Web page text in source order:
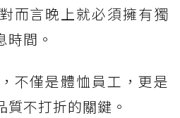
而言晚上就必須擁有獨
間。
不僅是體恤員工，更是
不打折的關鍵。